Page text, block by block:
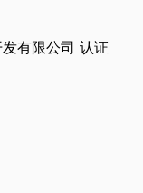
有限公司 认证